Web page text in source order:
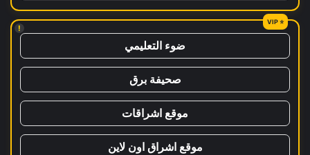
!
ضوء التعليمي
صحيفة برق
موقع اشراقات
موقع اشراق اون لاين